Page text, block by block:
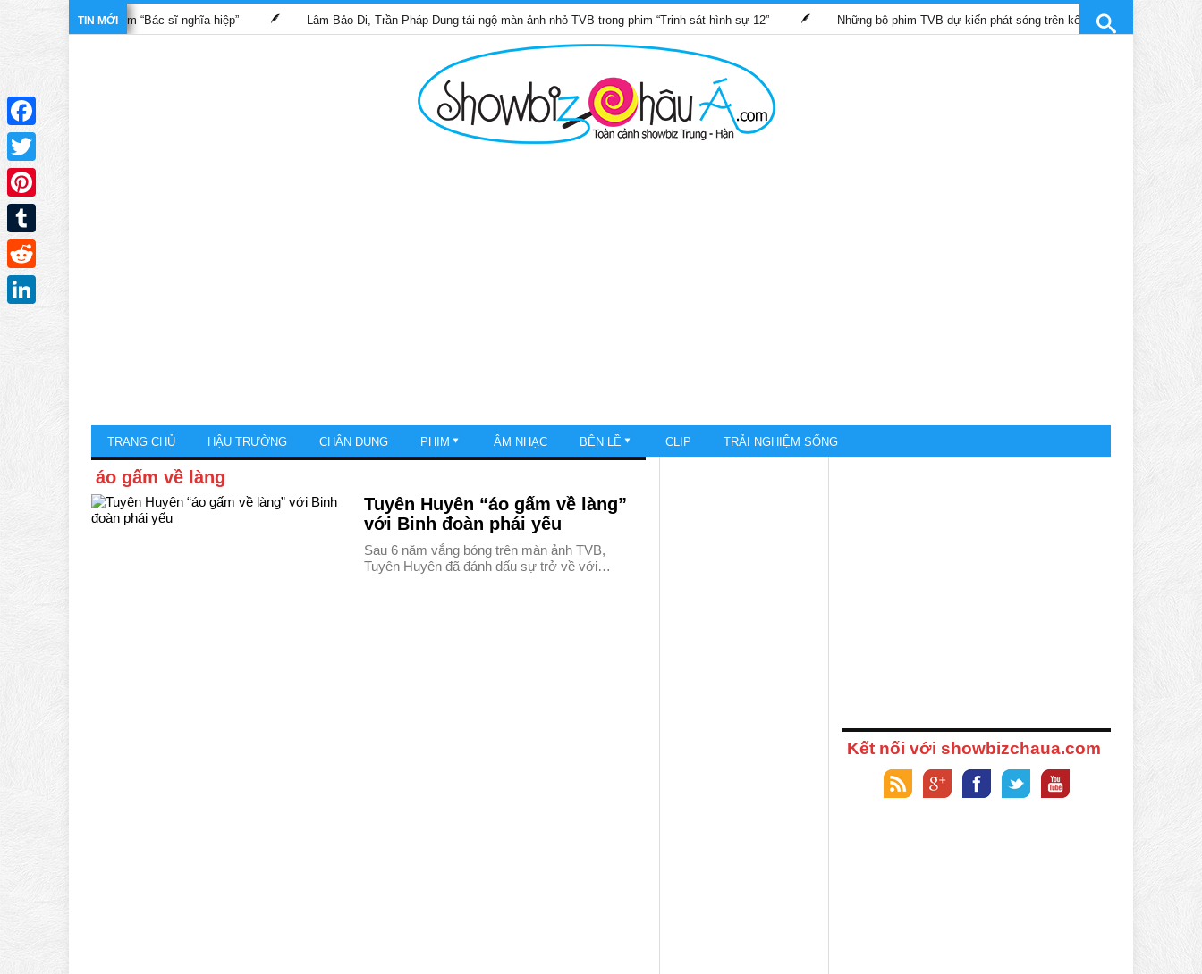
TIN MỚI
trong phim “Bác sĩ nghĩa hiệp” Lâm Bảo Di, Trần Pháp Dung tái ngộ màn ảnh nhỏ TVB trong phim “Trinh sát hình sự 12” Những bộ phim TVB dự kiến phát sóng trên kênh SCTV9 tháng 4/2025
TRANG CHỦ HẬU TRƯỜNG CHÂN DUNG PHIM ÂM NHẠC BÊN LỀ CLIP TRẢI NGHIỆM SỐNG
áo gấm về làng
Tuyên Huyên “áo gấm về làng”
với Binh đoàn phái yếu
Sau 6 năm vắng bóng trên màn ảnh TVB,
Tuyên Huyên đã đánh dấu sự trở về với…
Kết nối với showbizchaua.com
Facebook
Twitter
Pinterest
Tumblr
Reddit